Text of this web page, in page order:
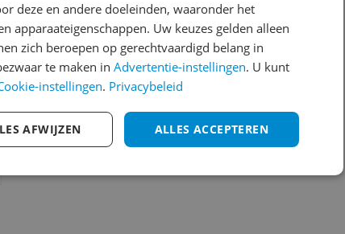
deze en andere doeleinden, waaronder het
apparaateigenschappen. Uw keuzes gelden alleen
zich beroepen op gerechtvaardigd belang in
te maken in Advertentie-instellingen. U kunt
instellingen. Privacybeleid
ALLES ACCEPTEREN
AFWIJZEN